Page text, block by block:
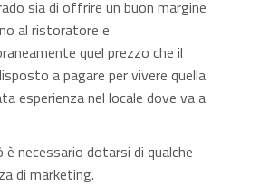
sia di offrire un buon margine
al ristoratore e
quel prezzo che il
a pagare per vivere quella
esperienza nel locale dove va a
è necessario dotarsi di qualche
di marketing.